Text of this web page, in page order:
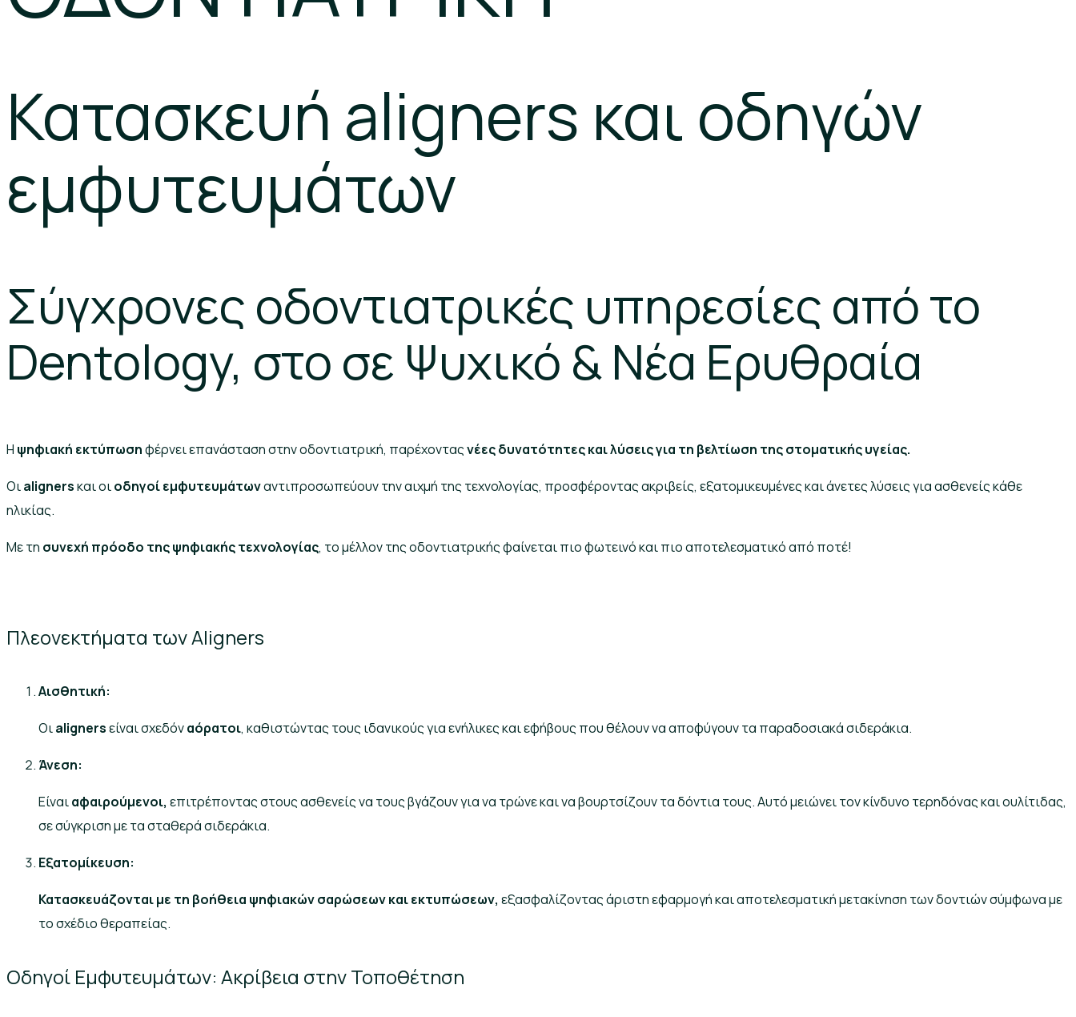
Κατασκευή aligners και οδηγών
εμφυτευμάτων
Σύγχρονες οδοντιατρικές υπηρεσίες από το
Dentology, στο σε Ψυχικό & Νέα Ερυθραία
Η ψηφιακή εκτύπωσηφέρνει επανάσταση στην οδοντιατρική, παρέχονταςνέες δυνατότητες και λύσεις για τη βελτίωση της στοματικής υγείας.
Οιalignersκαι οιοδηγοί εμφυτευμάτωναντιπροσωπεύουν την αιχμή της τεχνολογίας, προσφέροντας ακριβείς, εξατομικευμένες και άνετες λύσεις για ασθενείς κάθε
ηλικίας.
Με τη συνεχή πρόοδο της ψηφιακής τεχνολογίας, το μέλλον της οδοντιατρικής φαίνεται πιο φωτεινό και πιο αποτελεσματικό από ποτέ!
Πλεονεκτήματα των Aligners
Αισθητική:
Οιalignersείναι σχεδόναόρατοι, καθιστώντας τους ιδανικούς για ενήλικες και εφήβους που θέλουν να αποφύγουν τα παραδοσιακά σιδεράκια.
Άνεση:
Είναιαφαιρούμενοι, επιτρέποντας στους ασθενείς να τους βγάζουν για να τρώνε και να βουρτσίζουν τα δόντια τους. Αυτό μειώνει τον κίνδυνο τερηδόνας και ουλίτιδας,
σε σύγκριση με τα σταθερά σιδεράκια.
Εξατομίκευση:
Κατασκευάζονται με τη βοήθεια ψηφιακών σαρώσεων και εκτυπώσεων, εξασφαλίζοντας άριστη εφαρμογή και αποτελεσματική μετακίνηση των δοντιών σύμφωνα με
το σχέδιο θεραπείας.
Οδηγοί Εμφυτευμάτων: Ακρίβεια στην Τοποθέτηση